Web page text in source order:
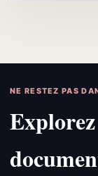
NE RESTEZ PAS
Explorez